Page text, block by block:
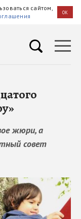
сайтом,
OK
жюри, а
совет